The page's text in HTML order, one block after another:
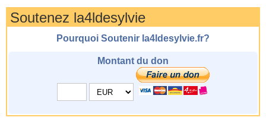
Soutenez la4ldesylvie
Pourquoi Soutenir la4ldesylvie.fr?
Montant du don